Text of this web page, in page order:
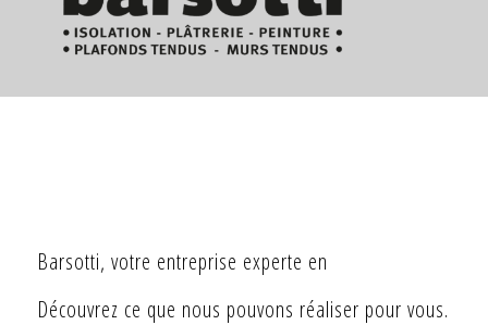
Barsotti, votre entreprise experte en
Découvrez ce que nous pouvons réaliser pour vous.